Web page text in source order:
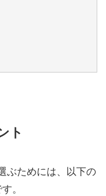
ト
ぶためには、以下の
。